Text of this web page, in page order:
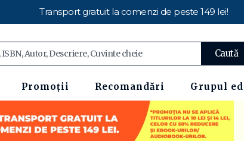
Transport gratuit la comenzi de peste 149 lei!
Caută
Promoții Recomandări Grupul